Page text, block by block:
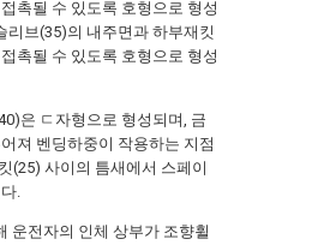
촉될 수 있도록 호형으로 형성
리브(35)의 내주면과 하부재킷
촉될 수 있도록 호형으로 형성
은 ㄷ자형으로 형성되며, 금
져 벤딩하중이 작용하는 지점
(25) 사이의 틈새에서 스페이
.
운전자의 인체 상부가 조향휠